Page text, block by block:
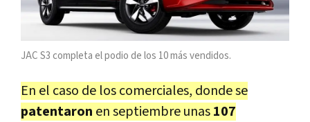
JAC S3 completa el podio de los 10 más vendidos.
En el caso de los comerciales, donde se
patentaron en septiembre unas107